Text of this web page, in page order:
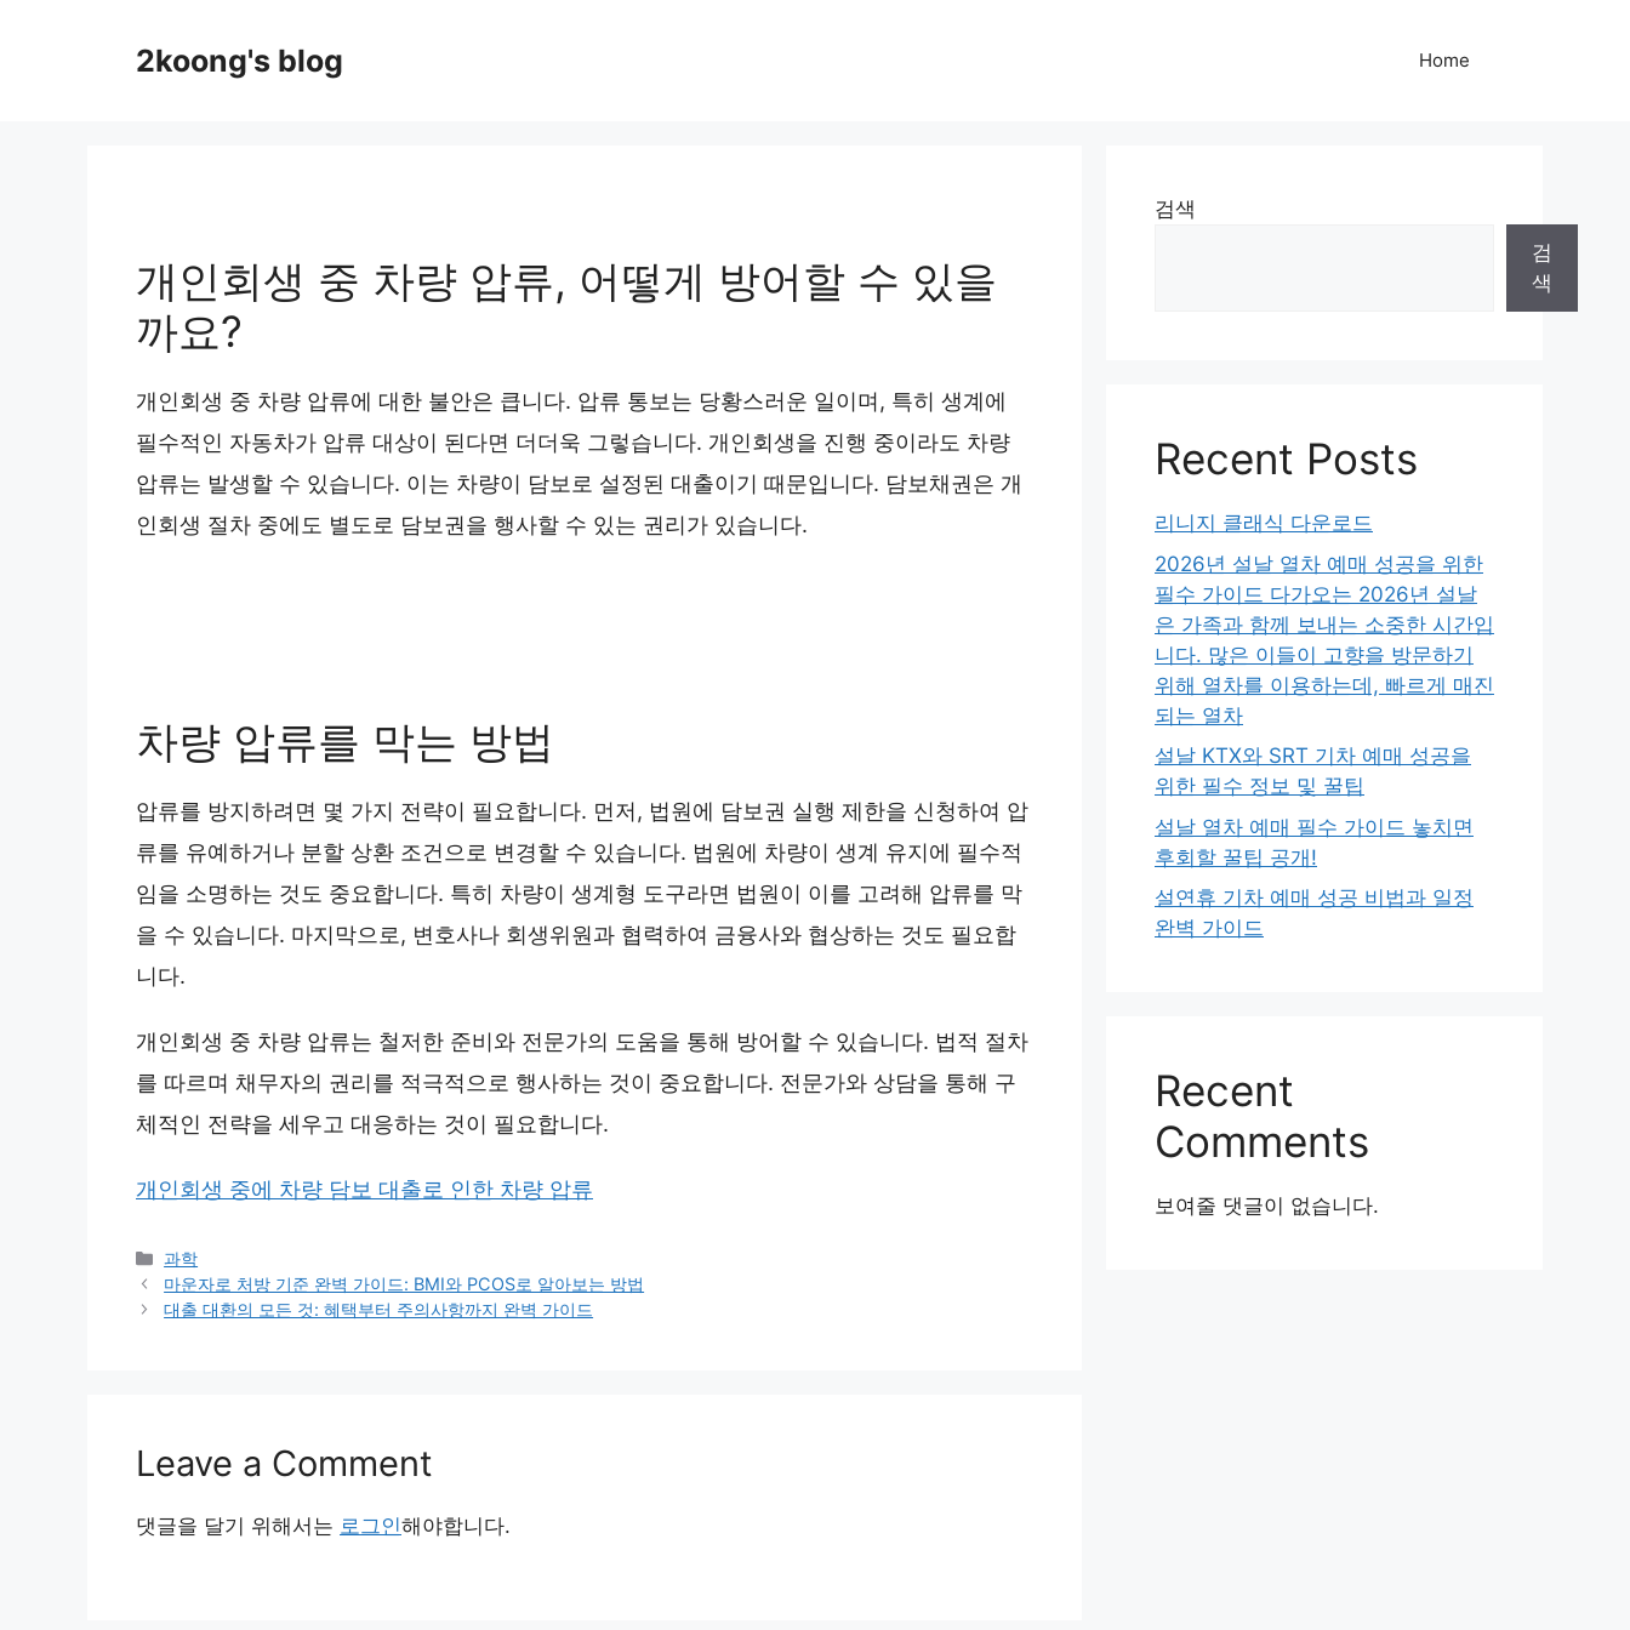
2koong's blog Home
개인회생 중 차량 압류, 어떻게 방어할 수 있을
까요?
개인회생 중 차량 압류에 대한 불안은 큽니다. 압류 통보는 당황스러운 일이며, 특히 생계에
필수적인 자동차가 압류 대상이 된다면 더더욱 그렇습니다. 개인회생을 진행 중이라도 차량
압류는 발생할 수 있습니다. 이는 차량이 담보로 설정된 대출이기 때문입니다. 담보채권은 개
인회생 절차 중에도 별도로 담보권을 행사할 수 있는 권리가 있습니다.
차량 압류를 막는 방법
압류를 방지하려면 몇 가지 전략이 필요합니다. 먼저, 법원에 담보권 실행 제한을 신청하여 압
류를 유예하거나 분할 상환 조건으로 변경할 수 있습니다. 법원에 차량이 생계 유지에 필수적
임을 소명하는 것도 중요합니다. 특히 차량이 생계형 도구라면 법원이 이를 고려해 압류를 막
을 수 있습니다. 마지막으로, 변호사나 회생위원과 협력하여 금융사와 협상하는 것도 필요합
니다.
개인회생 중 차량 압류는 철저한 준비와 전문가의 도움을 통해 방어할 수 있습니다. 법적 절차
를 따르며 채무자의 권리를 적극적으로 행사하는 것이 중요합니다. 전문가와 상담을 통해 구
체적인 전략을 세우고 대응하는 것이 필요합니다.
개인회생 중에 차량 담보 대출로 인한 차량 압류
Categories
과학
마운자로 처방 기준 완벽 가이드: BMI와 PCOS로 알아보는 방법
대출 대환의 모든 것: 혜택부터 주의사항까지 완벽 가이드
Leave a Comment
댓글을 달기 위해서는 로그인해야합니다.
검색
검
색
Recent Posts
리니지 클래식 다운로드
2026년 설날 열차 예매 성공을 위한
필수 가이드 다가오는 2026년 설날
은 가족과 함께 보내는 소중한 시간입
니다. 많은 이들이 고향을 방문하기
위해 열차를 이용하는데, 빠르게 매진
되는 열차
설날 KTX와 SRT 기차 예매 성공을
위한 필수 정보 및 꿀팁
설날 열차 예매 필수 가이드 놓치면
후회할 꿀팁 공개!
설연휴 기차 예매 성공 비법과 일정
완벽 가이드
Recent
Comments
보여줄 댓글이 없습니다.